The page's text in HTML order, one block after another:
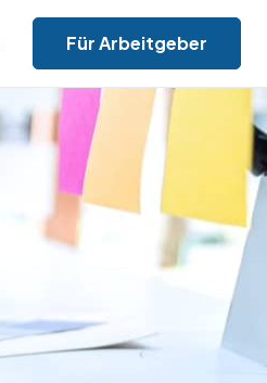
Für Arbeitgeber